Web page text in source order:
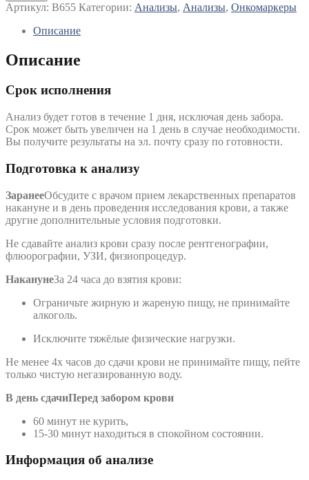
3
Артикул: B655 Категории: Анализы, Анализы, Онкомаркеры
Описание
Описание
Срок исполнения
Анализ будет готов в течение 1 дня, исключая день забора.
Срок может быть увеличен на 1 день в случае необходимости.
Вы получите результаты на эл. почту сразу по готовности.
Подготовка к анализу
ЗаранееОбсудите с врачом прием лекарственных препаратов
накануне и в день проведения исследования крови, а также
другие дополнительные условия подготовки.
Не сдавайте анализ крови сразу после рентгенографии,
флюорографии, УЗИ, физиопроцедур.
НаканунеЗа 24 часа до взятия крови:
Ограничьте жирную и жареную пищу, не принимайте
алкоголь.
Исключите тяжёлые физические нагрузки.
Не менее 4х часов до сдачи крови не принимайте пищу, пейте
только чистую негазированную воду.
В день сдачиПеред забором крови
60 минут не курить,
15-30 минут находиться в спокойном состоянии.
Информация об анализе